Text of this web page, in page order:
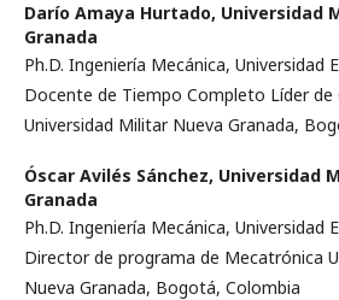
Darío Amaya Hurtado, Universidad
Granada
Ph.D. Ingeniería Mecánica, Universidad
Docente de Tiempo Completo Líder de
Universidad Militar Nueva Granada,
Óscar Avilés Sánchez, Universidad
Granada
Ph.D. Ingeniería Mecánica, Universidad
Director de programa de Mecatrónica
Nueva Granada, Bogotá, Colombia